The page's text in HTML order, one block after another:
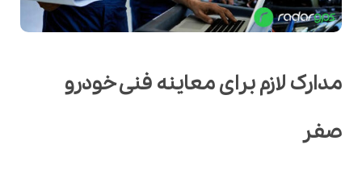
مدارک لازم برای معاینه فنی خودرو
صفر